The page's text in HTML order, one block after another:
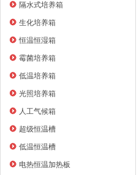
隔水式培养箱
生化培养箱
恒温恒湿箱
霉菌培养箱
低温培养箱
光照培养箱
人工气候箱
超级恒温槽
低温恒温槽
电热恒温加热板